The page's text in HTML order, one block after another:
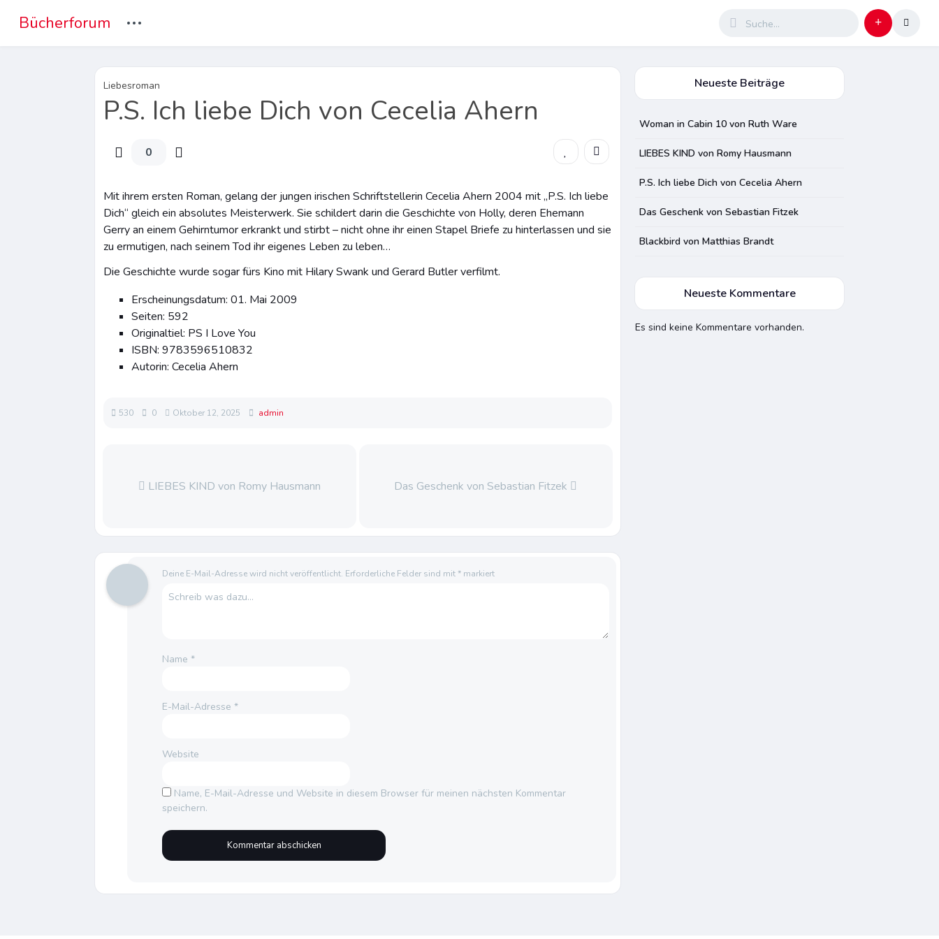
Bücherforum ...
Liebesroman
P.S. Ich liebe Dich von Cecelia Ahern
0
Mit ihrem ersten Roman, gelang der jungen irischen Schriftstellerin Cecelia Ahern 2004 mit „P.S. Ich liebe
Dich“ gleich ein absolutes Meisterwerk. Sie schildert darin die Geschichte von Holly, deren Ehemann
Gerry an einem Gehirntumor erkrankt und stirbt – nicht ohne ihr einen Stapel Briefe zu hinterlassen und sie
zu ermutigen, nach seinem Tod ihr eigenes Leben zu leben…
Die Geschichte wurde sogar fürs Kino mit Hilary Swank und Gerard Butler verfilmt.
Erscheinungsdatum: 01. Mai 2009
Seiten: 592
Originaltiel: PS I Love You
ISBN: 9783596510832
Autorin: Cecelia Ahern
530 0 Oktober 12, 2025 admin
LIEBES KIND von Romy Hausmann Das Geschenk von Sebastian Fitzek
Deine E-Mail-Adresse wird nicht veröffentlicht. Erforderliche Felder sind mit* markiert
Name*
E-Mail-Adresse*
Website
Name, E-Mail-Adresse und Website in diesem Browser für meinen nächsten Kommentar
speichern.
Neueste Beiträge
Woman in Cabin 10 von Ruth Ware
LIEBES KIND von Romy Hausmann
P.S. Ich liebe Dich von Cecelia Ahern
Das Geschenk von Sebastian Fitzek
Blackbird von Matthias Brandt
Neueste Kommentare
Es sind keine Kommentare vorhanden.